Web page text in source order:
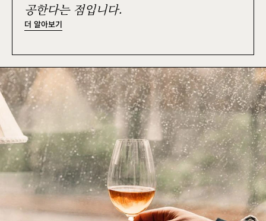
공한다는 점입니다.
더 알아보기